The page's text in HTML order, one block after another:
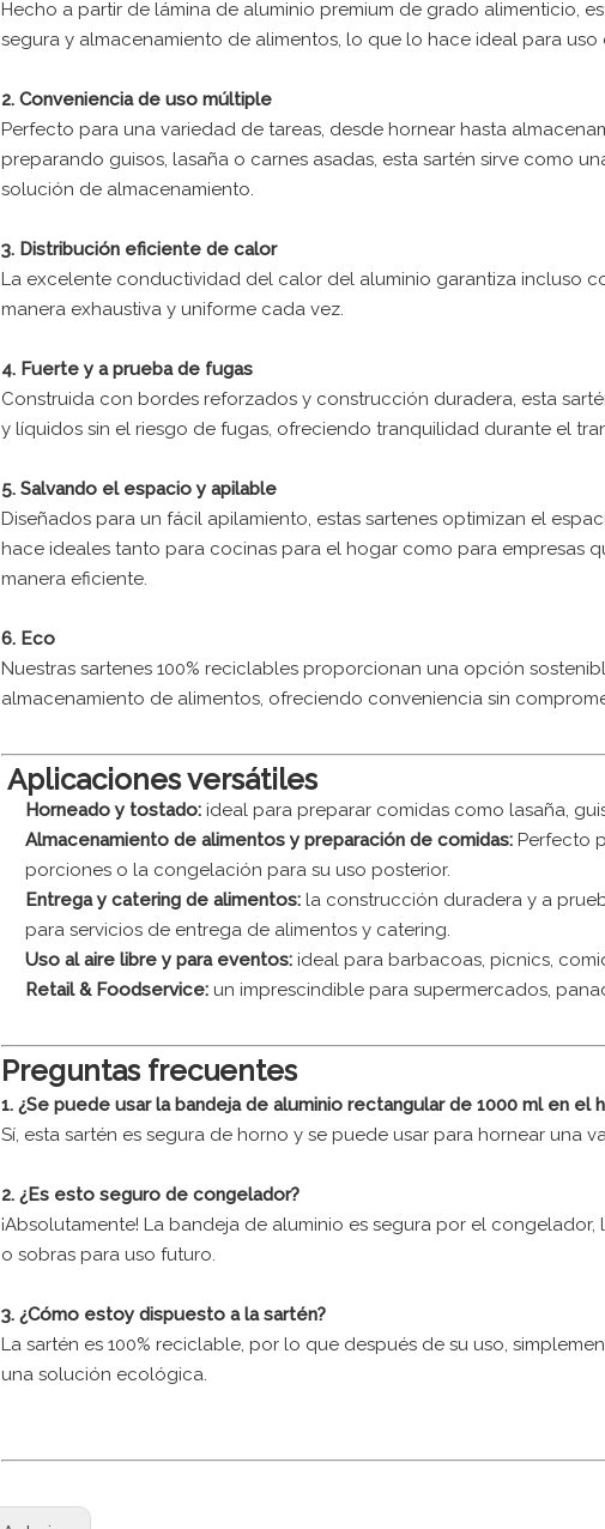
Hecho a partir de lámina de aluminio premium de grado alimenticio,
segura y almacenamiento de alimentos, lo que lo hace ideal para uso
2. Conveniencia de uso múltiple
Perfecto para una variedad de tareas, desde hornear hasta
preparando guisos, lasaña o carnes asadas, esta sartén sirve como
solución de almacenamiento.
3. Distribución eficiente de calor
La excelente conductividad del calor del aluminio garantiza incluso
manera exhaustiva y uniforme cada vez.
4. Fuerte y a prueba de fugas
Construida con bordes reforzados y construcción duradera, esta
y líquidos sin el riesgo de fugas, ofreciendo tranquilidad durante el
5. Salvando el espacio y apilable
Diseñados para un fácil apilamiento, estas sartenes optimizan el
hace ideales tanto para cocinas para el hogar como para empresas
manera eficiente.
6. Eco
Nuestras sartenes 100% reciclables proporcionan una opción
almacenamiento de alimentos, ofreciendo conveniencia sin
️ Aplicaciones versátiles
Horneado y tostado: ideal para preparar comidas como lasaña,
Almacenamiento de alimentos y preparación de comidas: Perfecto
porciones o la congelación para su uso posterior.
Entrega y catering de alimentos: la construcción duradera y a
para servicios de entrega de alimentos y catering.
Uso al aire libre y para eventos: ideal para barbacoas, picnics,
Retail & Foodservice: un imprescindible para supermercados,
Preguntas frecuentes
1. ¿Se puede usar la bandeja de aluminio rectangular de 1000 ml en el
Sí, esta sartén es segura de horno y se puede usar para hornear una
2. ¿Es esto seguro de congelador?
¡Absolutamente! La bandeja de aluminio es segura por el
o sobras para uso futuro.
3. ¿Cómo estoy dispuesto a la sartén?
La sartén es 100% reciclable, por lo que después de su uso,
una solución ecológica.